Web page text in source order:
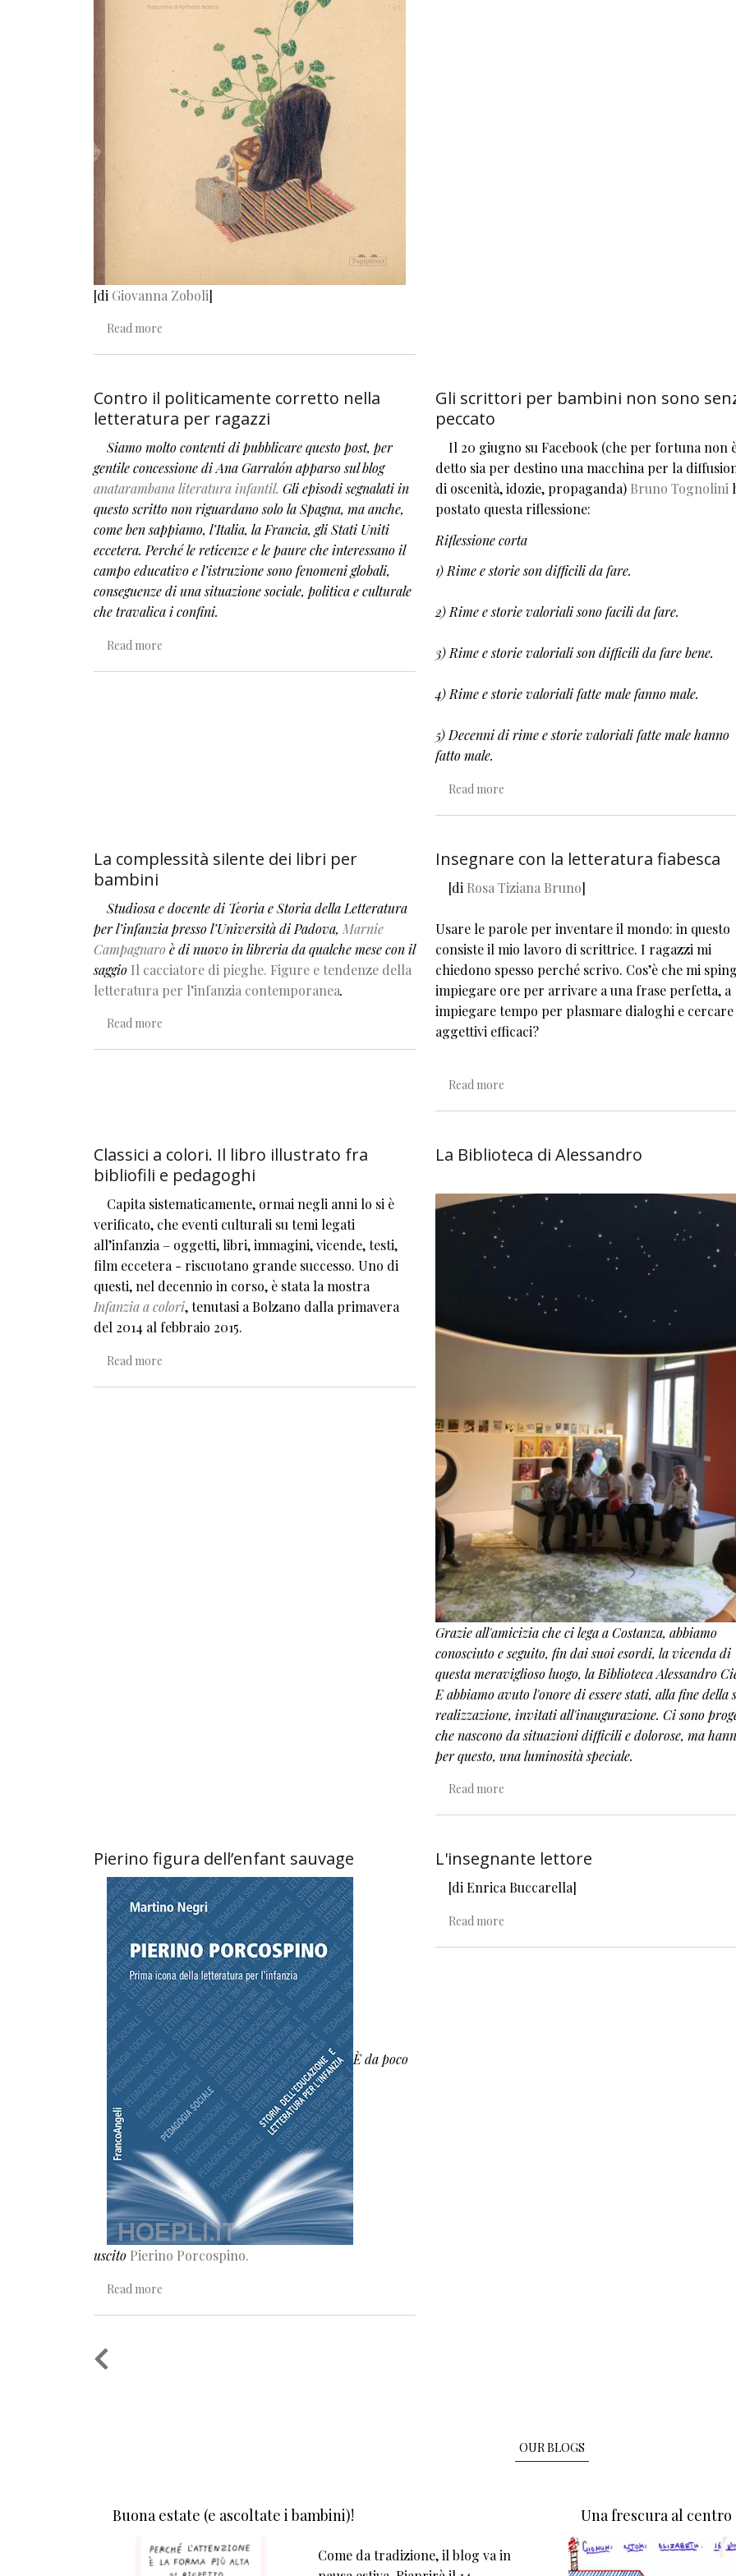
[di Giovanna Zoboli]
Read more
Contro il politicamente corretto nella
letteratura per ragazzi
Siamo molto contenti di pubblicare questo post, per
gentile concessione di Ana Garralón apparso sul blog
anatarambana literatura infantil. Gli episodi segnalati in
questo scritto non riguardano solo la Spagna, ma anche,
come ben sappiamo, l’Italia, la Francia, gli Stati Uniti
eccetera. Perché le reticenze e le paure che interessano il
campo educativo e l’istruzione sono fenomeni globali,
conseguenze di una situazione sociale, politica e culturale
che travalica i confini.
Read more about Contro il politicamente corretto nella letteratura per ragazzi
Gli scrittori per bambini non sono
peccato
Il 20 giugno su Facebook (che per fortuna non
detto sia per destino una macchina per la
di oscenità, idozie, propaganda) Bruno Tognolini
postato questa riflessione:
Riflessione corta
1) Rime e storie son difficili da fare.
2) Rime e storie valoriali sono facili da fare.
3) Rime e storie valoriali son difficili da fare bene.
4) Rime e storie valoriali fatte male fanno male.
5) Decenni di rime e storie valoriali fatte male hanno
fatto male.
Read moreabout Gli scrittori per bambini non sono senza
La complessità silente dei libri per
bambini
Studiosa e docente di Teoria e Storia della Letteratura
per l’infanzia presso l’Università di Padova, Marnie
Campagnaro è di nuovo in libreria da qualche mese con il
saggio Il cacciatore di pieghe. Figure e tendenze della
letteratura per l’infanzia contemporanea.
Read more
Insegnare con la letteratura fiabesca
[di Rosa Tiziana Bruno]
Usare le parole per inventare il mondo: in questo
consiste il mio lavoro di scrittrice. I ragazzi mi
chiedono spesso perché scrivo. Cos’è che mi
impiegare ore per arrivare a una frase perfetta, a
impiegare tempo per plasmare dialoghi e cercare
aggettivi efficaci?
Read moreabout Insegnare con la letteratura fiabesca
Classici a colori. Il libro illustrato fra
bibliofili e pedagoghi
Capita sistematicamente, ormai negli anni lo si è
verificato, che eventi culturali su temi legati
all’infanzia – oggetti, libri, immagini, vicende, testi,
film eccetera - riscuotano grande successo. Uno di
questi, nel decennio in corso, è stata la mostra
Infanzia a colori, tenutasi a Bolzano dalla primavera
del 2014 al febbraio 2015.
Read more
La Biblioteca di Alessandro
Grazie all'amicizia che ci lega a Costanza, abbiamo
conosciuto e seguito, fin dai suoi esordi, la vicenda di
questa meraviglioso luogo, la Biblioteca Alessandro
E abbiamo avuto l'onore di essere stati, alla fine della
realizzazione, invitati all'inaugurazione. Ci sono
che nascono da situazioni difficili e dolorose, ma
per questo, una luminosità speciale.
Read moreabout La Biblioteca di Alessandro
Pierino figura dell’enfant sauvage
È da poco
uscito Pierino Porcospino.
Read more
L'insegnante lettore
[di Enrica Buccarella]
Read moreabout L'insegnante lettore
Pagination
OUR BLOGS
Buona estate (e ascoltate i bambini)!
Come da tradizione, il blog va in
Una frescura al